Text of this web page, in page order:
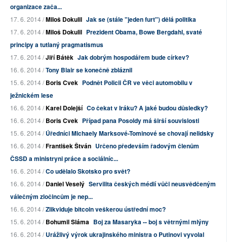
organizace zača...
17. 6. 2014 /Miloš Dokulil Jak se (stále "jeden furt") dělá politika
17. 6. 2014 /Miloš Dokulil Prezident Obama, Bowe Bergdahl, svaté
principy a tutlaný pragmatismus
17. 6. 2014 /Jiří Bátěk Jak dobrým hospodářem bude církev?
16. 6. 2014 /Tony Blair se konečně zbláznil
15. 6. 2014 /Boris Cvek Podnět Policii ČR ve věci automobilu v
ježnickém lese
16. 6. 2014 /Karel Dolejší Co čekat v Iráku? A jaké budou důsledky?
16. 6. 2014 /Boris Cvek Případ pana Posoldy má širší souvislosti
15. 6. 2014 /Úředníci Michaely Marksové-Tominové se chovají nelidsky
16. 6. 2014 /František Štván Určeno především řadovým členům
ČSSD a ministryni práce a sociálníc...
16. 6. 2014 /Co udělalo Skotsko pro svět?
16. 6. 2014 /Daniel Veselý Servilita českých médií vůči neusvědčeným
válečným zločincům je nep...
16. 6. 2014 /Zlikviduje bitcoin veškerou ústřední moc?
15. 6. 2014 /Bohumil Sláma Boj za Masaryka -- boj s větrnými mlýny
16. 6. 2014 /Urážlivý výrok ukrajinského ministra o Putinovi vyvolal